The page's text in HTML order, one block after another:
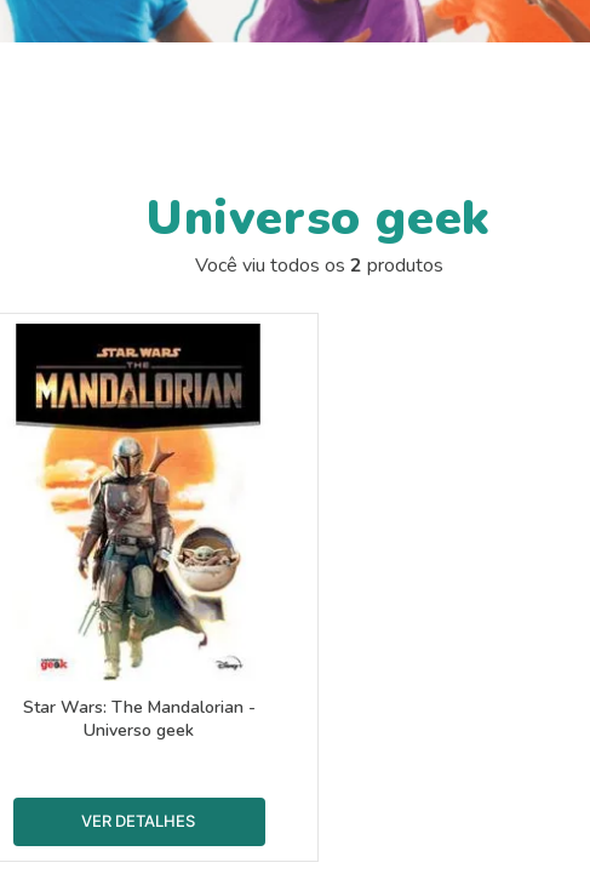
Universo geek
Você viu todos os 2 produtos
Star Wars: The Mandalorian -
Universo geek